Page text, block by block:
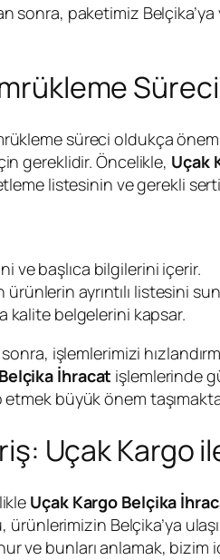
sonra, paketimiz
süreci oldukça
gereklidir. Öncelikle, Uçak
listesinin ve gerekli
ve başlıca bilgilerini içerir.
ayrıntılı listesini
kalite belgelerini kapsar.
işlemlerimizi
İhracat işlemlerinde
büyük önem
Uçak Kargo
Uçak Kargo Belçika
ürünlerimizin Belçika’ya
ve bunları anlamak, bizim